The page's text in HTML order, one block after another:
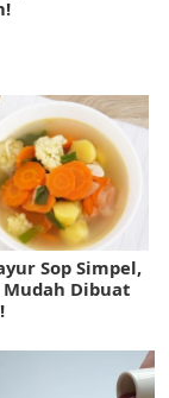
Sop Simpel,
Mudah Dibuat